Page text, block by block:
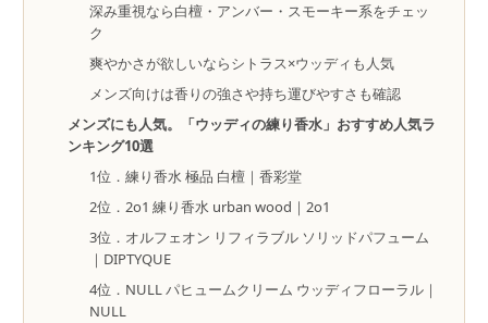
深み重視なら白檀・アンバー・スモーキー系をチェッ
ク
爽やかさが欲しいならシトラス×ウッディも人気
メンズ向けは香りの強さや持ち運びやすさも確認
メンズにも人気。「ウッディの練り香水」おすすめ人気ラ
ンキング10選
1位．練り香水 極品 白檀｜香彩堂
2位．2o1 練り香水 urban wood｜2o1
3位．オルフェオン リフィラブル ソリッドパフューム
｜DIPTYQUE
4位．NULL パヒュームクリーム ウッディフローラル｜
NULL